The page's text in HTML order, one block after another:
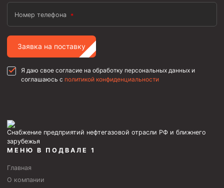
Номер телефона
Заявка на поставку
Я даю свое согласие на обработку персональных данных и
соглашаюсь с политикой конфиденциальности
Снабжение предприятий нефтегазовой отрасли РФ и ближнего
зарубежья
МЕНЮ В ПОДВАЛЕ 1
Главная
О компании